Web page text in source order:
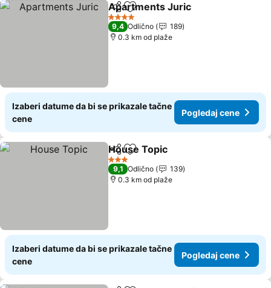
Deli Dodati u favorite
Apartments Juric
4 Zvezdice
9,4 Odlično
189
0.3 km od plaže
Izaberi datume da bi se prikazale tačne
cene
Pogledaj cene
Deli Dodati u favorite
House Topic
3 Zvezdice
9,1 Odlično
139
0.3 km od plaže
Izaberi datume da bi se prikazale tačne
cene
Pogledaj cene